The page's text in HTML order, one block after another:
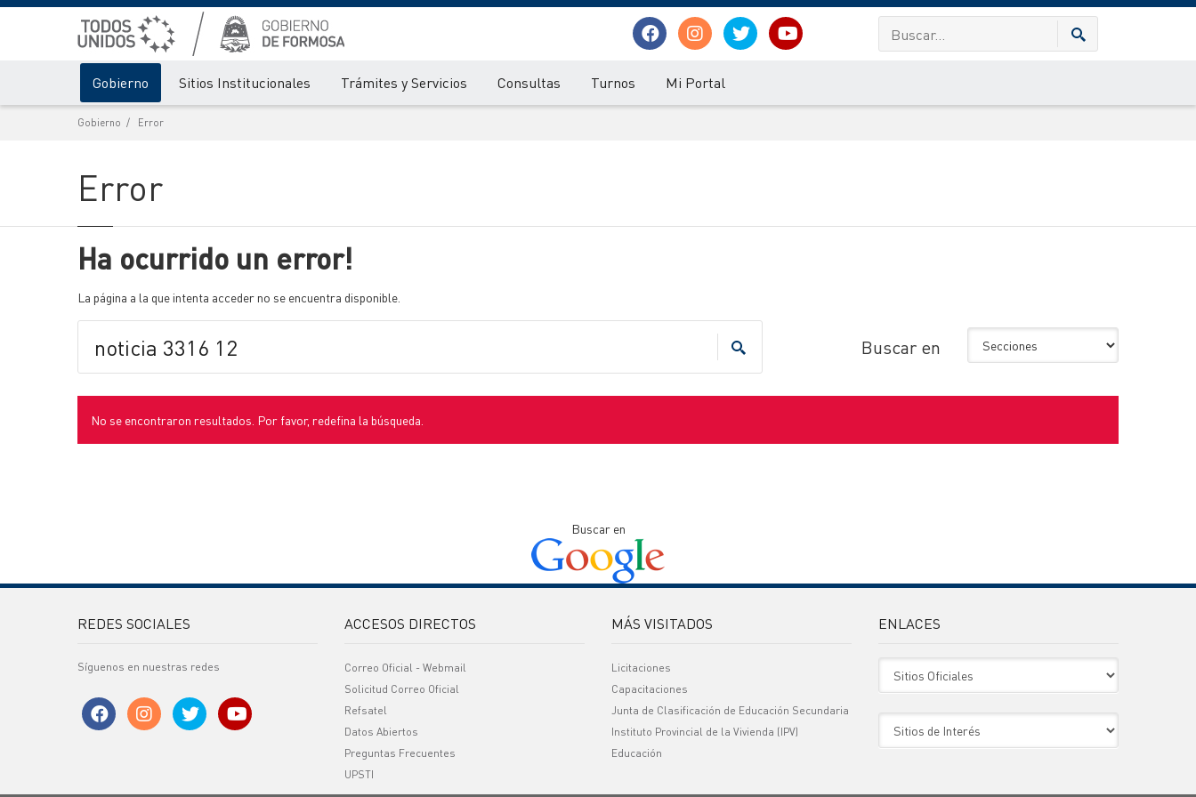
Gobierno Sitios Institucionales Trámites y Servicios Consultas Turnos Mi Portal
Gobierno Error
Error
Ha ocurrido un error!
La página a la que intenta acceder no se encuentra disponible.
Buscar en
No se encontraron resultados. Por favor, redefina la búsqueda.
Buscar en
REDES SOCIALES
Síguenos en nuestras redes
ACCESOS DIRECTOS
Correo Oficial - Webmail
Solicitud Correo Oficial
Refsatel
Datos Abiertos
Preguntas Frecuentes
UPSTI
MÁS VISITADOS
Licitaciones
Capacitaciones
Junta de Clasificación de Educación Secundaria
Instituto Provincial de la Vivienda (IPV)
Educación
ENLACES